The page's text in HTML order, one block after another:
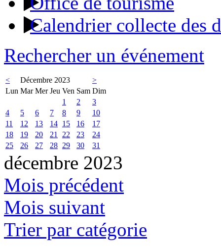
Calendrier collecte des
Rechercher un événement
< Décembre 2023
>
Lun Mar Mer Jeu Ven Sam Dim
1
2
3
4
5 6 7 8 9
10
11
12 13 14 15 16
17
18
19 20 21 22 23
24
25
26 27 28 29 30 31
décembre 2023
Mois précédent
Mois suivant
Trier par catégorie